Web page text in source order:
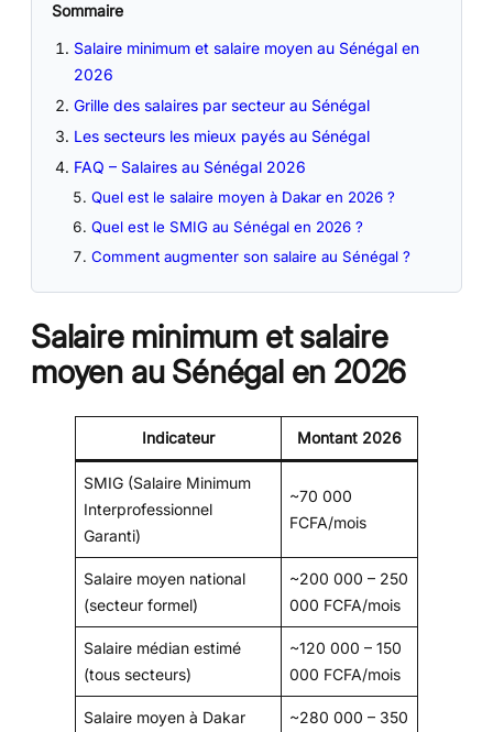
Sommaire
Salaire minimum et salaire moyen au Sénégal en
2026
Grille des salaires par secteur au Sénégal
Les secteurs les mieux payés au Sénégal
FAQ – Salaires au Sénégal 2026
Quel est le salaire moyen à Dakar en 2026 ?
Quel est le SMIG au Sénégal en 2026 ?
Comment augmenter son salaire au Sénégal ?
Salaire minimum et salaire
moyen au Sénégal en 2026
Indicateur Montant 2026
SMIG (Salaire Minimum
Interprofessionnel
Garanti)
~70 000
FCFA/mois
Salaire moyen national
(secteur formel)
~200 000 – 250
000 FCFA/mois
Salaire médian estimé
(tous secteurs)
~120 000 – 150
000 FCFA/mois
Salaire moyen à Dakar
~280 000 – 350